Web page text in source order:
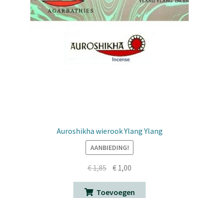
Auroshikha wierook Ylang Ylang
AANBIEDING!
€1,85 Oorspronkelijke
was:
€ 1,00
is:
Toevoegen